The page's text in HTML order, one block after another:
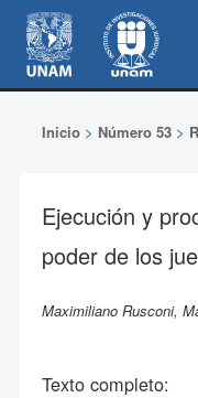
Inicio> Número 53>
Ejecución y
poder de los
Maximiliano Rusconi,
Texto completo: